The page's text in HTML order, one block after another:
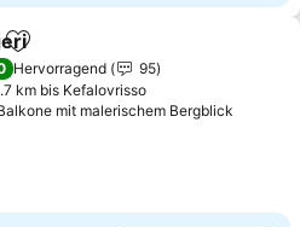
Zu Favoriten hinzufügen
Hervorragend
95
km bis Kefalovrisso
mit malerischem Bergblick